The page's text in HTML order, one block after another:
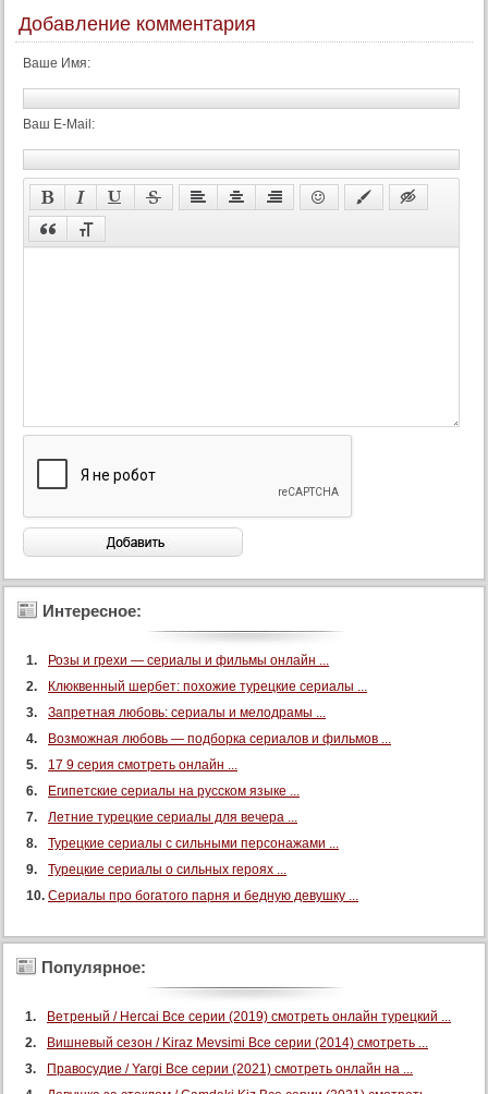
Добавление комментария
Ваше Имя:
Ваш E-Mail:
Интересное:
Розы и грехи — сериалы и фильмы онлайн ...
Клюквенный шербет: похожие турецкие сериалы ...
Запретная любовь: сериалы и мелодрамы ...
Возможная любовь — подборка сериалов и фильмов ...
17 9 серия смотреть онлайн ...
Египетские сериалы на русском языке ...
Летние турецкие сериалы для вечера ...
Турецкие сериалы с сильными персонажами ...
Турецкие сериалы о сильных героях ...
Сериалы про богатого парня и бедную девушку ...
Популярное:
Ветреный / Hercai Все серии (2019) смотреть онлайн турецкий ...
Вишневый сезон / Kiraz Mevsimi Все серии (2014) смотреть ...
Правосудие / Yargi Все серии (2021) смотреть онлайн на ...